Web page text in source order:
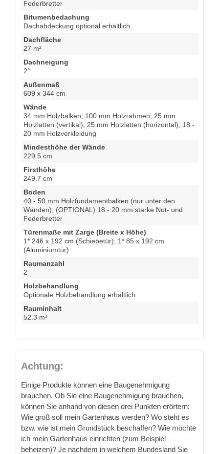
Federbretter
Bitumenbedachung
Dachabdeckung optional erhältlich
Dachfläche
27 m²
Dachneigung
2°
Außenmaß
609 x 344 cm
Wände
34 mm Holzbalken; 100 mm Holzrahmen; 25 mm
Holzlatten (vertikal); 25 mm Holzlatten (horizontal); 18 -
20 mm Holzverkleidung
Mindesthöhe der Wände
229.5 cm
Firsthöhe
249.7 cm
Boden
40 - 50 mm Holzfundamentbalken (nur unter den
Wänden); (OPTIONAL) 18 - 20 mm starke Nut- und
Federbretter
Türenmaße mit Zarge (Breite x Höhe)
1* 246 x 192 cm (Schiebetür); 1* 85 x 192 cm
(Aluminiumtür)
Raumanzahl
2
Holzbehandlung
Optionale Holzbehandlung erhältlich
Rauminhalt
52.3 m³
Achtung:
Einige Produkte können eine Baugenehmigung
brauchen. Ob Sie eine Baugenehmigung brauchen,
können Sie anhand von diesen drei Punkten erörtern:
Wie groß soll mein Gartenhaus werden? Wo steht es
bzw. wie ist mein Grundstück beschaffen? Wie möchte
ich mein Gartenhaus einrichten (zum Beispiel
beheizen)? Je nachdem in welchem Bundesland Sie